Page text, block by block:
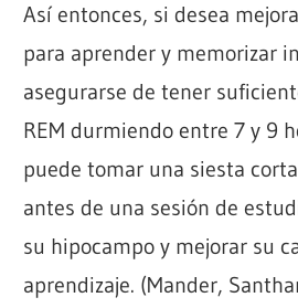
Así entonces, si desea
para aprender y memorizar
asegurarse de tener
REM durmiendo entre 7 y 9
puede tomar una siesta
antes de una sesión de
su hipocampo y mejorar su
aprendizaje. (Mander,